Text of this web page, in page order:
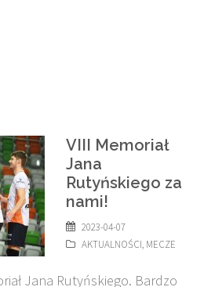
VIII Memoriał
Jana
Rutyńskiego za
nami!
2023-04-07
AKTUALNOŚCI, MECZE
Jana Rutyńskiego. Bardzo